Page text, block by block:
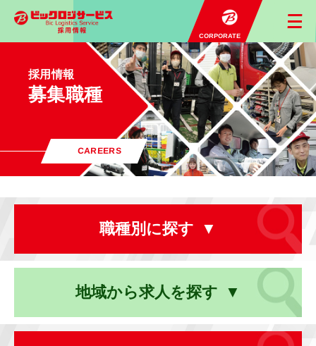
CORPORATE
採用情報
募集職種
CAREERS
職種別 に探す
地域から求人を探す